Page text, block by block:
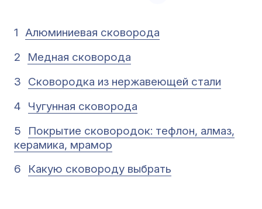
1 Алюминиевая сковорода
2
Медная сковорода
3
Сковородка из нержавеющей стали
4
Чугунная сковорода
5
Покрытие сковородок: тефлон, алмаз,
керамика, мрамор
6
Какую сковороду выбрать